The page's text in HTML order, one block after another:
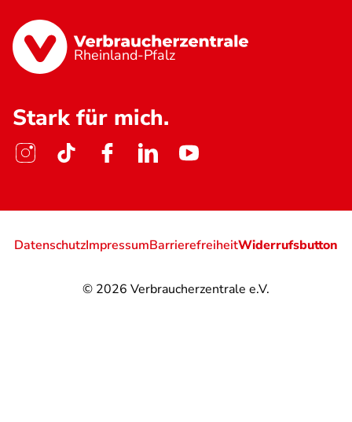
Rheinland-Pfalz
Stark für mich.
© 2026 Verbraucherzentrale e.V.
DatenschutzImpressumBarrierefreiheitWiderrufsbutton